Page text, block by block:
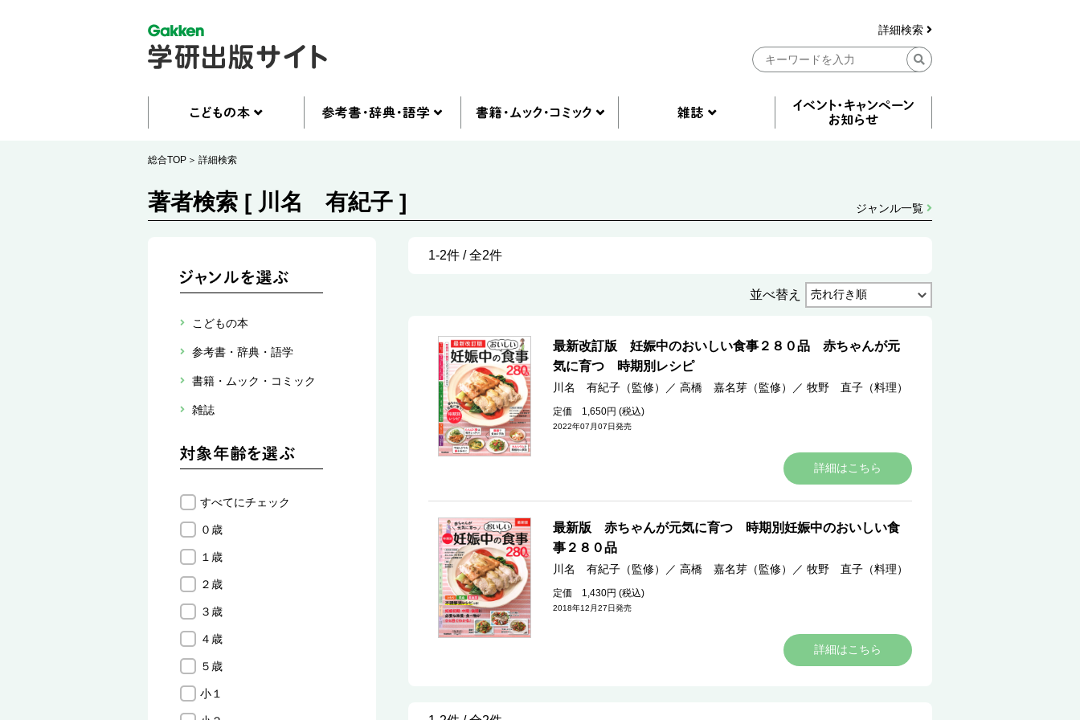
詳細検索
総合TOP 詳細検索
著者検索 [ 川名 有紀子 ] ジャンル一覧
こどもの本
参考書・辞典・語学
書籍・ムック・コミック
雑誌
すべてにチェック
０歳
１歳
２歳
３歳
４歳
５歳
小１
1-2件 / 全2件
並べ替え
最新改訂版 妊娠中のおいしい食事２８０品 赤ちゃんが元
気に育つ 時期別レシピ
川名 有紀子（監修） ／ 高橋 嘉名芽（監修） ／ 牧野 直子（料理）
定価 1,650円 (税込)
2022年07月07日発売
詳細はこちら
最新版 赤ちゃんが元気に育つ 時期別妊娠中のおいしい食
事２８０品
川名 有紀子（監修） ／ 高橋 嘉名芽（監修） ／ 牧野 直子（料理）
定価 1,430円 (税込)
2018年12月27日発売
詳細はこちら